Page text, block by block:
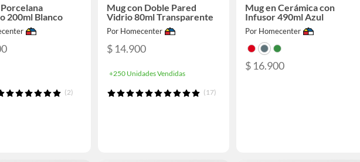
200ml Blanco
(2)
Mug con Doble Pared
Vidrio 80ml Transparente
Por Homecenter
$ 14.900
+250 Unidades Vendidas
(17)
Mug en Cerámica con
Infusor 490ml Azul
Por Homecenter
$ 16.900